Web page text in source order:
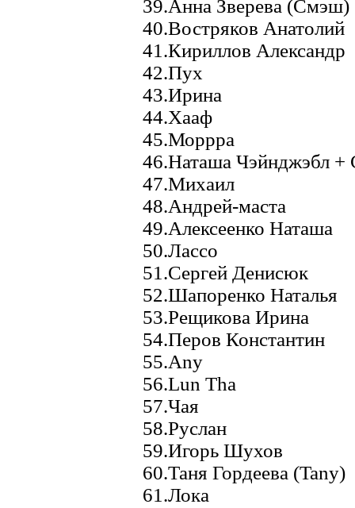
39.Анна Зверева (Смэш)
40.Востряков Анатолий
41.Кириллов Александр
42.Пух
43.Ирина
44.Хааф
45.Моррра
46.Наташа Чэйнджэбл +
47.Михаил
48.Андрей-маста
49.Алексеенко Наташа
50.Лассо
51.Сергей Денисюк
52.Шапоренко Наталья
53.Рещикова Ирина
54.Перов Константин
55.Any
56.Lun Tha
57.Чая
58.Руслан
59.Игорь Шухов
60.Таня Гордеева (Tany)
61.Лока